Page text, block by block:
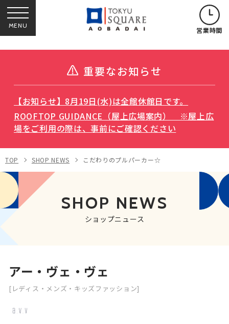
MENU 営業時間
重要なお知らせ
【お知らせ】8月19日(水)は全館休館日です。
ROOFTOP GUIDANCE（屋上広場案内） ※屋上広
場をご利用の際は、事前にご確認ください
TOP SHOP NEWS こだわりのプルパーカー☆
SHOP NEWS
ショップニュース
アー・ヴェ・ヴェ
[レディス・メンズ・キッズファッション]